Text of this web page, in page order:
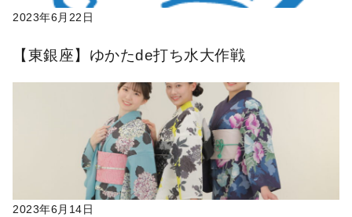
2023年6月22日
【東銀座】ゆかたde打ち水大作戦
2023年6月14日